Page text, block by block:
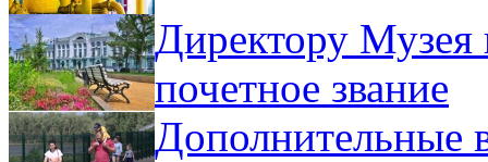
Директору Музея
почетное звание
Дополнительные